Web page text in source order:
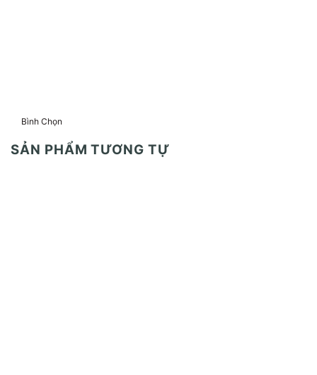
Bình Chọn
SẢN PHẨM TƯƠNG TỰ